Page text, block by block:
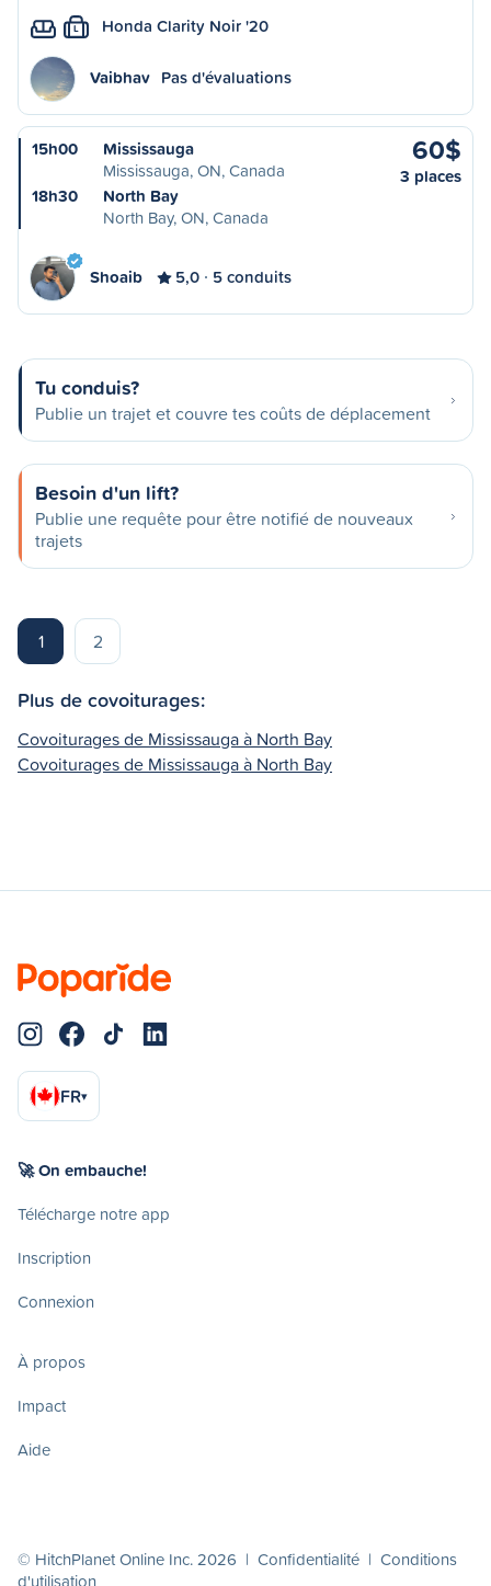
L Honda Clarity Noir '20
Vaibhav Pas d'évaluations
15h00
Mississauga
Mississauga, ON, Canada
18h30
North Bay
North Bay, ON, Canada
60$
3 places
Shoaib 5,0 5 conduits
Tu conduis?
Publie un trajet et couvre tes coûts de déplacement
Besoin d'un lift?
Publie une requête pour être notifié de nouveaux
trajets
1 2
Plus de covoiturages:
Covoiturages de Mississauga à North Bay
Covoiturages de Mississauga à North Bay
FR▾
🚀 On embauche!
Télécharge notre app
Inscription
Connexion
À propos
Impact
Aide
© HitchPlanet Online Inc. 2026 | Confidentialité | Conditions
d'utilisation